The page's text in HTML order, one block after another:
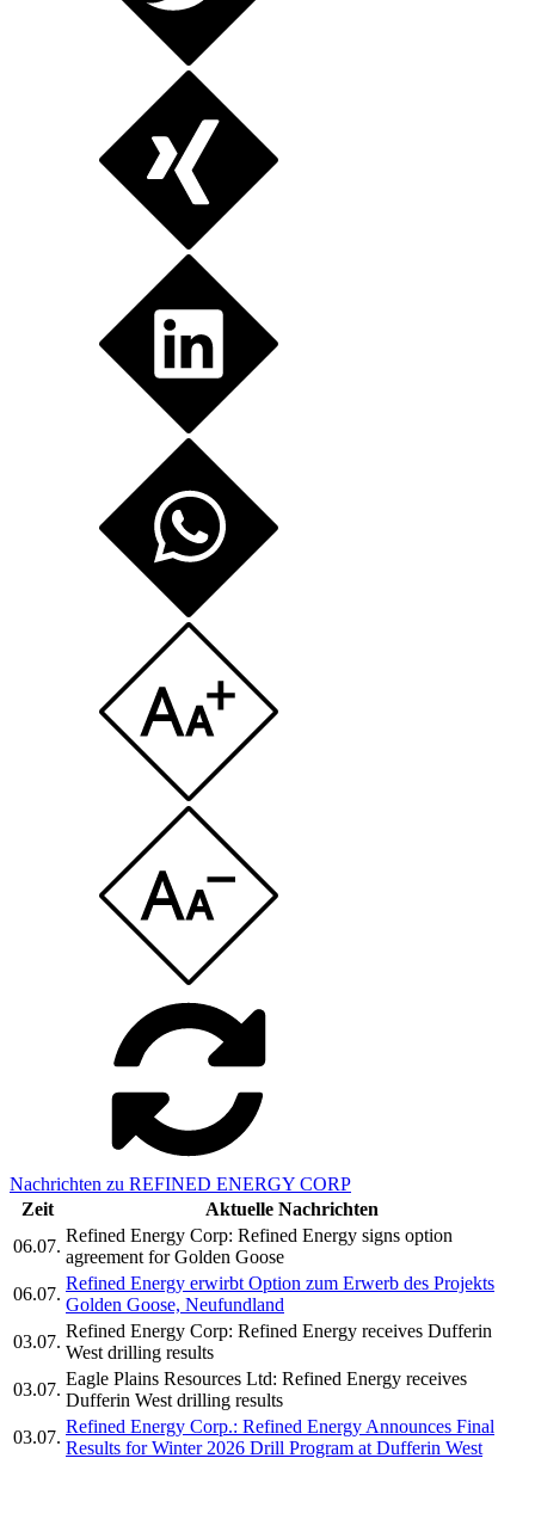
Nachrichten zu REFINED ENERGY CORP
Zeit
Aktuelle Nachrichten
06.07.
Refined Energy Corp: Refined Energy signs option
agreement for Golden Goose
06.07.
Refined Energy erwirbt Option zum Erwerb des Projekts
Golden Goose, Neufundland
03.07.
Refined Energy Corp: Refined Energy receives Dufferin
West drilling results
03.07.
Eagle Plains Resources Ltd: Refined Energy receives
Dufferin West drilling results
03.07.
Refined Energy Corp.: Refined Energy Announces Final
Results for Winter 2026 Drill Program at Dufferin West